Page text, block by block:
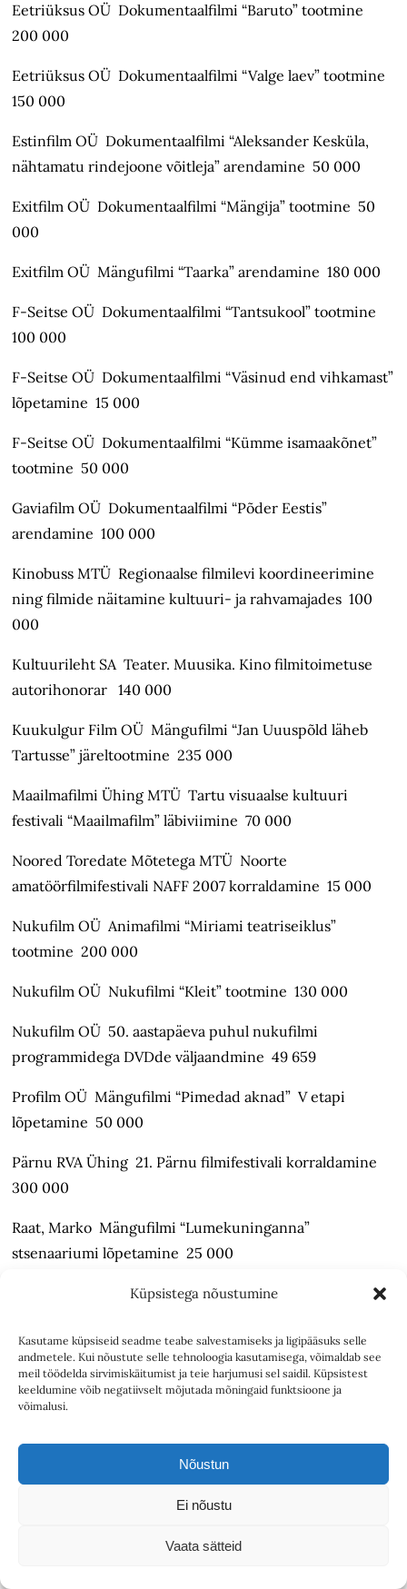
Küpsistega nõustumine
Kasutame küpsiseid seadme teabe salvestamiseks ja ligipääsuks selle
andmetele. Kui nõustute selle tehnoloogia kasutamisega, võimaldab see
meil töödelda sirvimiskäitumist ja teie harjumusi sel saidil. Küpsistest
keeldumine võib negatiivselt mõjutada mõningaid funktsioone ja
võimalusi.
Nõustun
Ei nõustu
Vaata sätteid
Eetriüksus OÜ Dokumentaalfilmi “Baruto” tootmine
200 000
Eetriüksus OÜ Dokumentaalfilmi “Valge laev” tootmine
150 000
Estinfilm OÜ Dokumentaalfilmi “Aleksander Kesküla,
nähtamatu rindejoone võitleja” arendamine 50 000
Exitfilm OÜ Dokumentaalfilmi “Mängija” tootmine 50
000
Exitfilm OÜ Mängufilmi “Taarka” arendamine 180 000
F-Seitse OÜ Dokumentaalfilmi “Tantsukool” tootmine
100 000
F-Seitse OÜ Dokumentaalfilmi “Väsinud end vihkamast”
lõpetamine 15 000
F-Seitse OÜ Dokumentaalfilmi “Kümme isamaakõnet”
tootmine 50 000
Gaviafilm OÜ Dokumentaalfilmi “Põder Eestis”
arendamine 100 000
Kinobuss MTÜ Regionaalse filmilevi koordineerimine
ning filmide näitamine kultuuri- ja rahvamajades 100
000
Kultuurileht SA Teater. Muusika. Kino filmitoimetuse
autorihonorar 140 000
Kuukulgur Film OÜ Mängufilmi “Jan Uuuspõld läheb
Tartusse” järeltootmine 235 000
Maailmafilmi Ühing MTÜ Tartu visuaalse kultuuri
festivali “Maailmafilm” läbiviimine 70 000
Noored Toredate Mõtetega MTÜ Noorte
amatöörfilmifestivali NAFF 2007 korraldamine 15 000
Nukufilm OÜ Animafilmi “Miriami teatriseiklus”
tootmine 200 000
Nukufilm OÜ Nukufilmi “Kleit” tootmine 130 000
Nukufilm OÜ 50. aastapäeva puhul nukufilmi
programmidega DVDde väljaandmine 49 659
Profilm OÜ Mängufilmi “Pimedad aknad” V etapi
lõpetamine 50 000
Pärnu RVA Ühing 21. Pärnu filmifestivali korraldamine
300 000
Raat, Marko Mängufilmi “Lumekuninganna”
stsenaariumi lõpetamine 25 000
Rühm Pluss Null OÜ Dokumentaalfilmi “Viimnepäev”
Tallinnfilm AS Jüri Müüri dokumentaalfilmi “Leelo”
taastamine “Eesti film 100” projekti raames 100 000
Taska Productions OÜ Mängufilmi “Meeletu”
järeltootmine 100 000